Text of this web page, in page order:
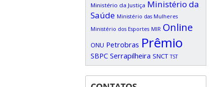
Ministério da Justiça Ministério da
Saúde Ministério das Mulheres
Ministério dos Esportes MIR Online
ONU Petrobras Prêmio
SBPC Serrapilheira SNCT TST